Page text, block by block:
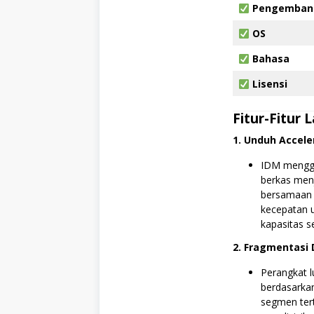
OS
Bahasa
Lisensi
Fitur-Fitur
1. Unduh
IDM
berkas
kecepatan
kapasitas
2. Fragmentasi
Perangkat
segmen